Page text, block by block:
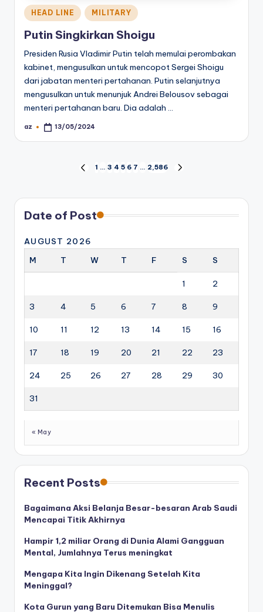
Posted
in
HEAD LINE MILITARY
Putin Singkirkan Shoigu
Presiden Rusia Vladimir Putin telah memulai perombakan
kabinet, mengusulkan untuk mencopot Sergei Shoigu
dari jabatan menteri pertahanan. Putin selanjutnya
mengusulkan untuk menunjuk Andrei Belousov sebagai
menteri pertahanan baru. Dia adalah …
Posted
az 13/05/2024
pagination
PREVIOUS
1 … 3 4 5 6 7 … 2,586
Date of Post
AUGUST 2026
M
T W T F S S
1 2
3 4 5 6 7 8 9
10 11 12 13 14 15 16
17 18 19 20 21 22 23
24 25 26 27 28 29 30
31
« May
Recent Posts
Bagaimana Aksi Belanja Besar-besaran Arab Saudi
Mencapai Titik Akhirnya
Hampir 1,2 miliar Orang di Dunia Alami Gangguan
Mental, Jumlahnya Terus meningkat
Mengapa Kita Ingin Dikenang Setelah Kita
Meninggal?
Kota Gurun yang Baru Ditemukan Bisa Menulis